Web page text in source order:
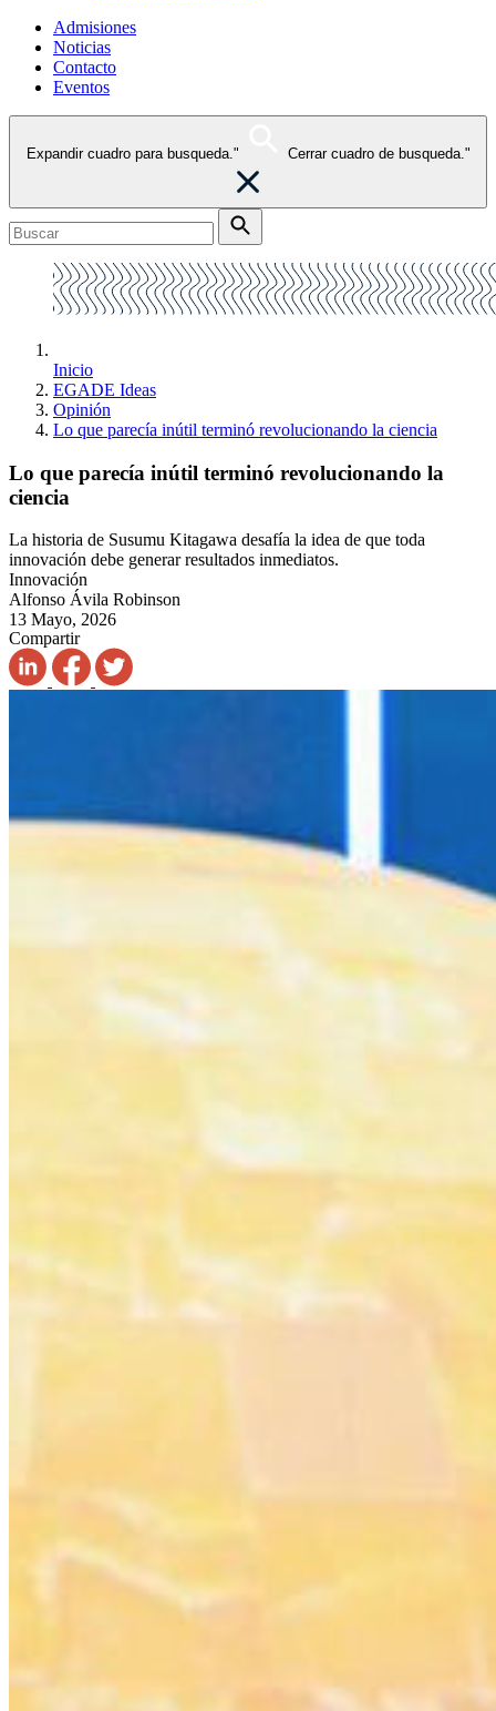
Admisiones
Noticias
Contacto
Eventos
Expandir cuadro para busqueda." Cerrar cuadro de busqueda."
Inicio
EGADE Ideas
Opinión
Lo que parecía inútil terminó revolucionando la ciencia
Lo que parecía inútil terminó revolucionando la
ciencia
La historia de Susumu Kitagawa desafía la idea de que toda
innovación debe generar resultados inmediatos.
Innovación
Alfonso Ávila Robinson
13 Mayo, 2026
Compartir